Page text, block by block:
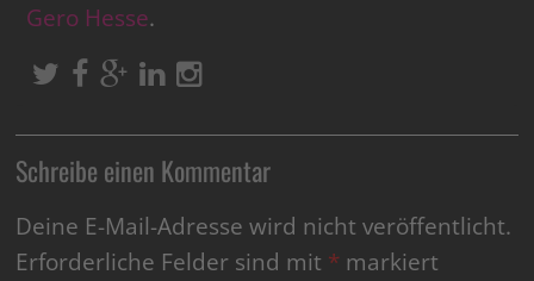
Gero Hesse.
Schreibe einen Kommentar
Deine E-Mail-Adresse wird nicht veröffentlicht.
Erforderliche Felder sind mit * markiert